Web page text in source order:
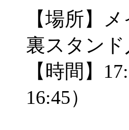
【場所】
裏スタンド
【時間】
16:45）